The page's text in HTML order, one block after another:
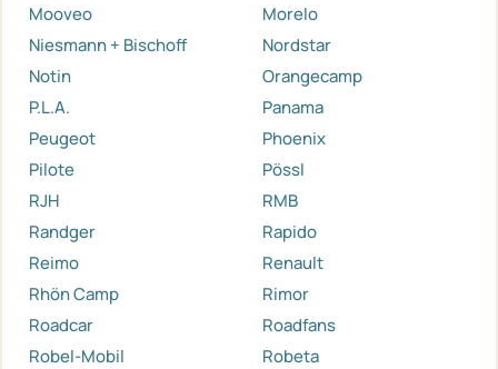
Mooveo
Morelo
Niesmann + Bischoff
Nordstar
Notin
Orangecamp
P.L.A.
Panama
Peugeot
Phoenix
Pilote
Pössl
RJH
RMB
Randger
Rapido
Reimo
Renault
Rhön Camp
Rimor
Roadcar
Roadfans
Robel-Mobil
Robeta